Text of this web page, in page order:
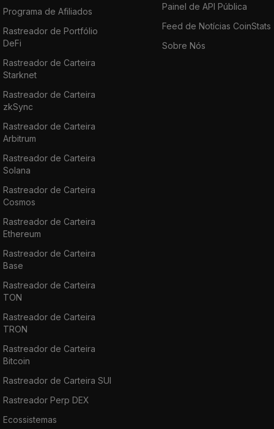
Programa de Afiliados
Rastreador de Portfólio
DeFi
Rastreador de Carteira
Starknet
Rastreador de Carteira
zkSync
Rastreador de Carteira
Arbitrum
Rastreador de Carteira
Solana
Rastreador de Carteira
Cosmos
Rastreador de Carteira
Ethereum
Rastreador de Carteira
Base
Rastreador de Carteira
TON
Rastreador de Carteira
TRON
Rastreador de Carteira
Bitcoin
Rastreador de Carteira SUI
Rastreador Perp DEX
Ecossistemas
Painel de API Pública
Feed de Notícias CoinStats
Sobre Nós